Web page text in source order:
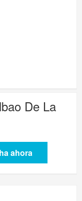
De La
ahora